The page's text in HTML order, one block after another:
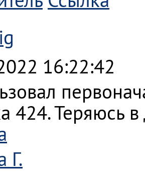
16:22:42
424. Теряюсь в
Г.